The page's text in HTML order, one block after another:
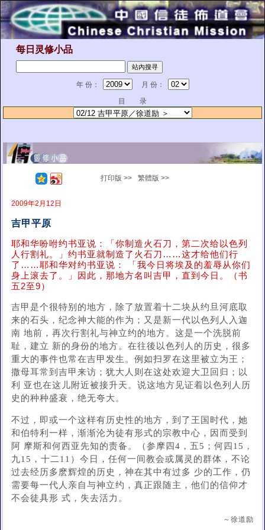
每日灵修小品
年 份：
月 份：
目 录
打印版 >> 繁體版 >>
2009年2月12日
吉甲平原
耶和华吩咐约书亚说：「你制造火石刀，第二次给以色列
人行割礼。」约书亚就制造了火石刀……这才给他们行
了……耶和华对约书亚说： 「我今日将埃及的羞辱从你们
身上滚去了。」因此，那地方名叫吉甲，直到今日。（书
五2至9）
吉甲是个很特别的地方，除了放置着十二块从约旦河底取
来的石头，纪念神大能的作为；又是新一代以色列人入迦
南 地前，再次行割礼与神立约的地方。这是一个洗脱前
耻，建立 新的身份的地方。在往後以色列人的历史，很多
重大的事件也常在吉甲发生。例如扫罗在这里被立为王；
撒母耳常到吉甲来访；犹大人则在这处欢迎大卫回归；以
利 亚也在这儿附近被接升天。说这地方见证着以色列人历
史的种种盛衰，绝无夸大。
不过，即或一个这样有历史性的地方，到了王国时代，她
和伯特利一样，渐渐沦为徒有形式的宗教中心，因而受到
阿 摩斯和何西亚先知的责备。（参摩四4，五5；何四15，
九15，十二11）今日，任何一间教会或属灵的群体，不论
过去经历多麽辉煌的历史，神在其中有过多 少的工作，仍
需要每一代人亲自与神立约，真正跟随主，他们的信仰才
不会徒具形 式，失去活力。
～徐道励